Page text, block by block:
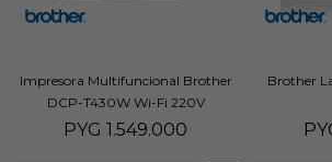
Impresora Multifuncional Brother
DCP-T430W Wi-Fi 220V
PYG 1.549.000
Brother